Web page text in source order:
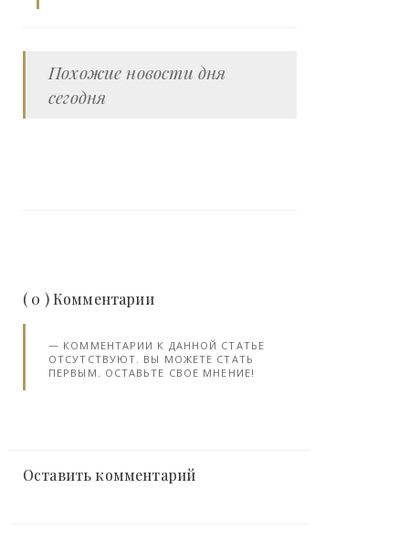
Похожие новости дня
сегодня
( 0 ) Комментарии
КОММЕНТАРИИ К ДАННОЙ СТАТЬЕ
ОТСУТСТВУЮТ. ВЫ МОЖЕТЕ СТАТЬ
ПЕРВЫМ. ОСТАВЬТЕ СВОЕ МНЕНИЕ!
Оставить комментарий